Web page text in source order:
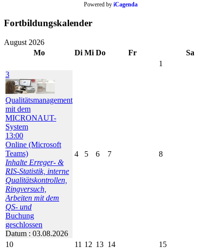
Powered by iCagenda
Fortbildungskalender
August 2026
Mo
Di Mi Do Fr
Sa
1
3
Qualitätsmanagement
mit dem
MICRONAUT-
System
13:00
Online (Microsoft
Teams)
Inhalte Erreger- &
RIS-Statistik, interne
Qualitätskontrollen,
Ringversuch,
Arbeiten mit dem
QS- und
Buchung
geschlossen
Datum : 03.08.2026
4 5 6 7 8
10 11 12 13 14
15